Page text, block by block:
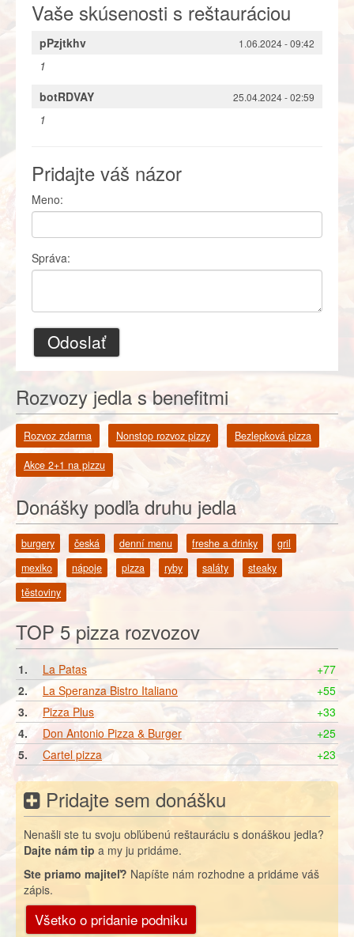
Vaše skúsenosti s reštauráciou
pPzjtkhv 1.06.2024 - 09:42
1
botRDVAY
25.04.2024 - 02:59
1
Pridajte váš názor
Meno:
Správa:
Odoslať
Rozvozy jedla s benefitmi
Rozvoz zdarma Nonstop rozvoz pizzy Bezlepková pizza
Akce 2+1 na pizzu
Donášky podľa druhu jedla
burgery česká denní menu freshe a drinky
gril
mexiko
nápoje pizza ryby saláty
steaky
těstoviny
TOP 5 pizza rozvozov
1. La Patas
+77
2.
La Speranza Bistro Italiano
+55
3.
Pizza Plus
+33
4.
Don Antonio Pizza & Burger
+25
5.
Cartel pizza +23
Pridajte sem donášku
Nenašli ste tu svoju obľúbenú reštauráciu s donáškou jedla?
Dajte nám tip a my ju pridáme.
Ste priamo majiteľ? Napíšte nám rozhodne a pridáme váš
zápis.
Všetko o pridanie podniku